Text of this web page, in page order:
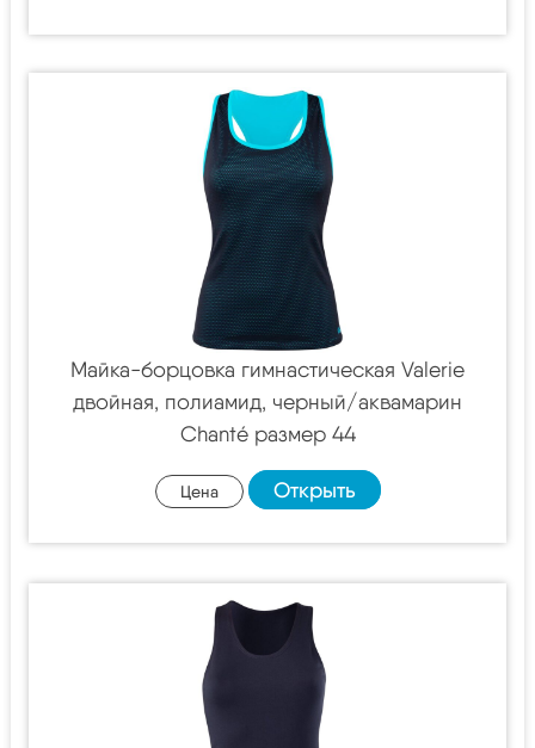
Майка-борцовка гимнастическая Valerie
двойная, полиамид, черный/аквамарин
Chanté размер 44
Цена Открыть